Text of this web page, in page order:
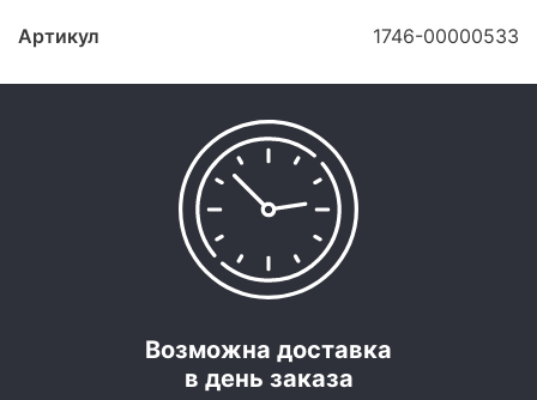
Артикул 1746-00000533
Возможна доставка
в день заказа